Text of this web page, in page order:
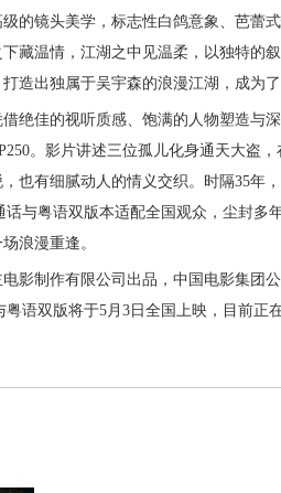
的镜头美学，标志性白鸽意象、芭蕾
藏温情，江湖之中见温柔，以独特的
造出独属于吴宇森的浪漫江湖，成为
绝佳的视听质感、饱满的人物塑造与
。影片讲述三位孤儿化身通天大盗
也有细腻动人的情义交织。时隔35年
话与粤语双版本适配全 国 观众，尘封多
浪漫重逢。
影制作有限公司出品，中国电影集团
粤语双版将于5月3日全国上映， 目前正